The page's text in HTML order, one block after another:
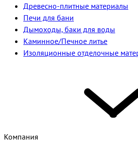
Древесно-плитные материалы
Печи для бани
Дымоходы, баки для воды
Каминное/Печное литье
Изоляционные отделочные
Компания